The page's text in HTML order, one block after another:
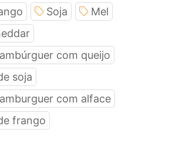
Soja
Mel
com queijo
soja
com alface
frango